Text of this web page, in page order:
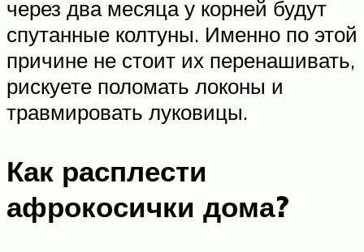
через два месяца у корней будут
спутанные колтуны. Именно по этой
причине не стоит их перенашивать,
рискуете поломать локоны и
травмировать луковицы.
Как расплести
афрокосички дома?